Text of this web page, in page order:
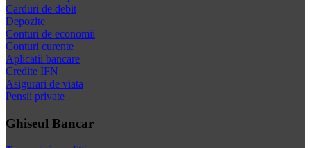
Carduri de debit
Depozite
Conturi de economii
Conturi curente
Aplicatii bancare
Credite IFN
Asigurari de viata
Pensii private
Ghiseul Bancar